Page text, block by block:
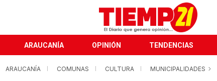
ARAUCANÍA OPINIÓN TENDENCIAS
ARAUCANÍA COMUNAS CULTURA MUNICIPALIDADES